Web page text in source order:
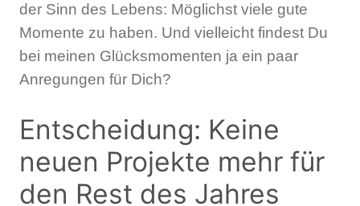
der Sinn des Lebens: Möglichst viele gute
Momente zu haben. Und vielleicht findest Du
bei meinen Glücksmomenten ja ein paar
Anregungen für Dich?
Entscheidung: Keine
neuen Projekte mehr für
den Rest des Jahres